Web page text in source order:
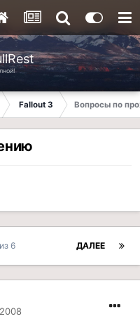
Fallout 3 Вопросы по
ДАЛЕЕ
6